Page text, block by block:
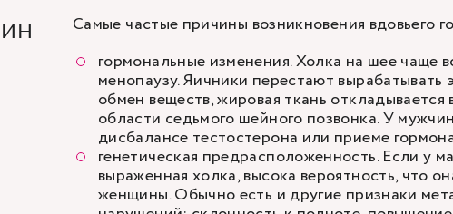
Самые частые причины возникновения вдовьего
гормональные изменения. Холка на шее чаще
менопаузу. Яичники перестают вырабатывать
обмен веществ, жировая ткань откладывается
области седьмого шейного позвонка. У
дисбалансе тестостерона или приеме
генетическая предрасположенность. Если у
выраженная холка, высока вероятность, что
женщины. Обычно есть и другие признаки